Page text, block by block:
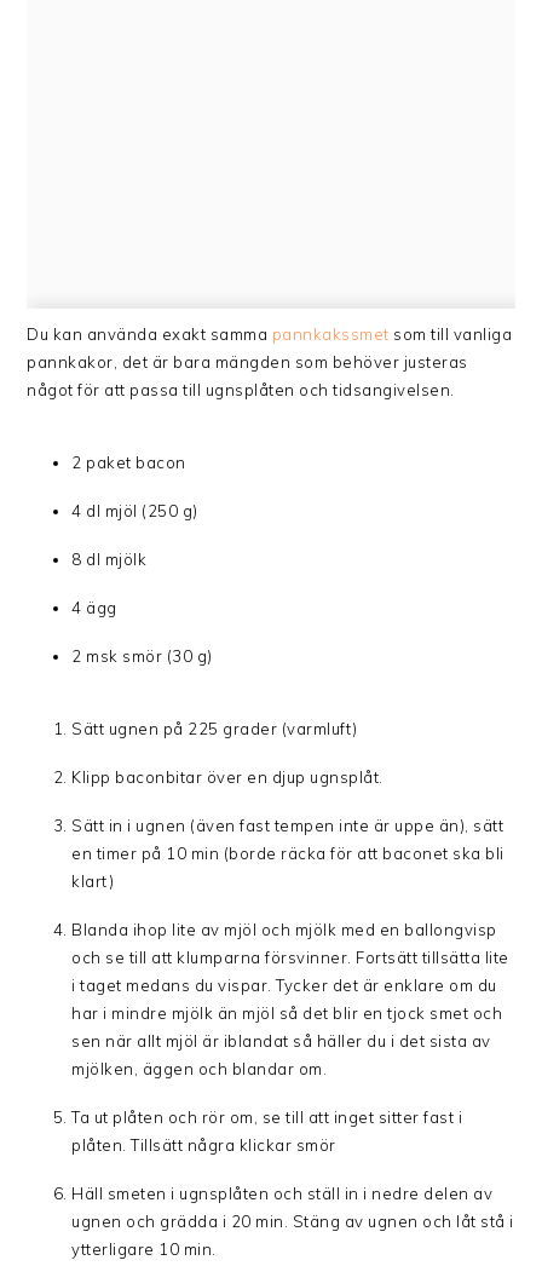
Du kan använda exakt samma pannkakssmet som till vanliga
pannkakor, det är bara mängden som behöver justeras
något för att passa till ugnsplåten och tidsangivelsen.
2 paket bacon
4 dl mjöl (250 g)
8 dl mjölk
4 ägg
2 msk smör (30 g)
Sätt ugnen på 225 grader (varmluft)
Klipp baconbitar över en djup ugnsplåt.
Sätt in i ugnen (även fast tempen inte är uppe än), sätt
en timer på 10 min (borde räcka för att baconet ska bli
klart)
Blanda ihop lite av mjöl och mjölk med en ballongvisp
och se till att klumparna försvinner. Fortsätt tillsätta lite
i taget medans du vispar. Tycker det är enklare om du
har i mindre mjölk än mjöl så det blir en tjock smet och
sen när allt mjöl är iblandat så häller du i det sista av
mjölken, äggen och blandar om.
Ta ut plåten och rör om, se till att inget sitter fast i
plåten. Tillsätt några klickar smör
Häll smeten i ugnsplåten och ställ in i nedre delen av
ugnen och grädda i 20 min. Stäng av ugnen och låt stå i
ytterligare 10 min.